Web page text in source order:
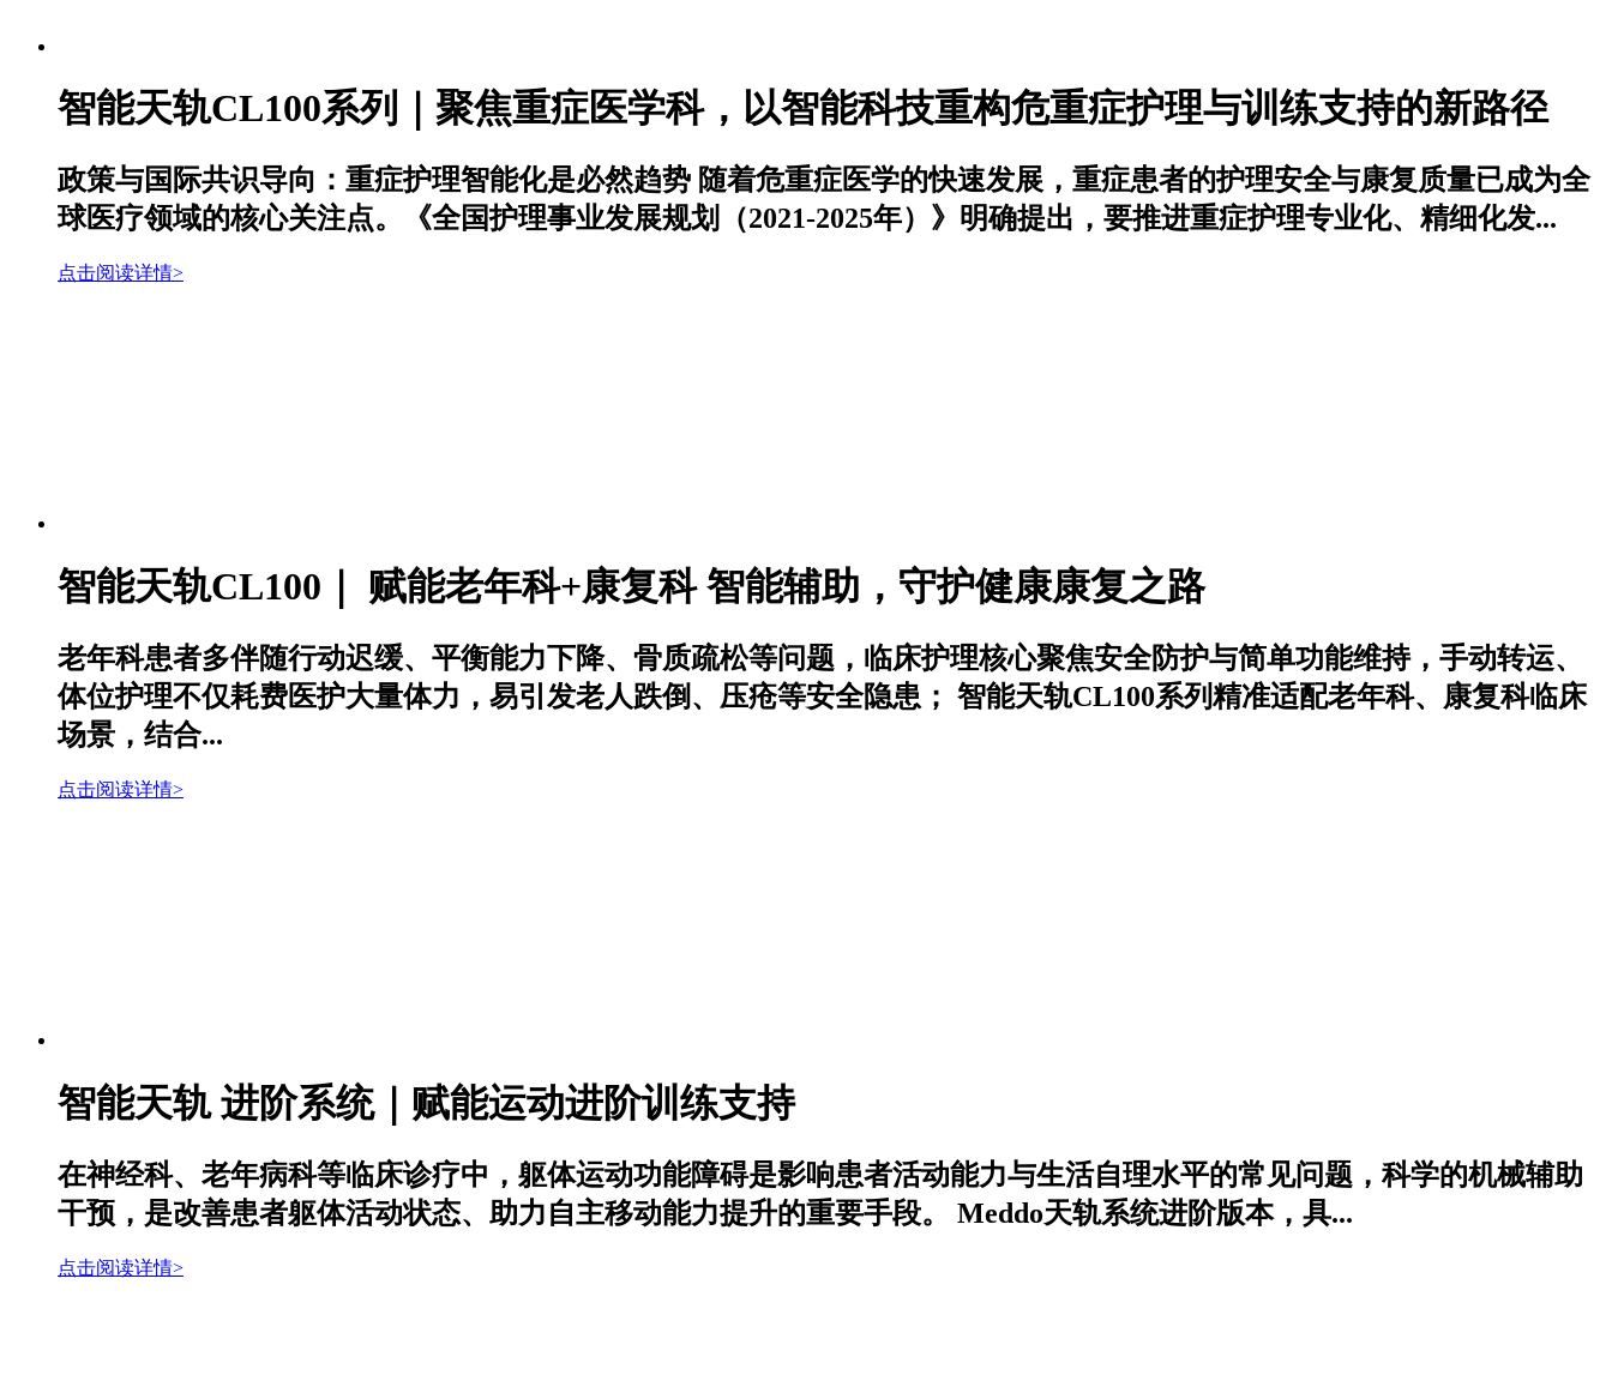
智能天轨CL100系列｜聚焦重症医学科，以智能科技重构危重症护理与训练支持的新路径
政策与国际共识导向：重症护理智能化是必然趋势 随着危重症医学的快速发展，重症患者的护理安全与康复质量已成为全
球医疗领域的核心关注点。《全国护理事业发展规划（2021-2025年）》明确提出，要推进重症护理专业化、精细化发...
点击阅读详情>
智能天轨CL100｜ 赋能老年科+康复科 智能辅助，守护健康康复之路
老年科患者多伴随行动迟缓、平衡能力下降、骨质疏松等问题，临床护理核心聚焦安全防护与简单功能维持，手动转运、
体位护理不仅耗费医护大量体力，易引发老人跌倒、压疮等安全隐患； 智能天轨CL100系列精准适配老年科、康复科临床
场景，结合...
点击阅读详情>
智能天轨 进阶系统｜赋能运动进阶训练支持
在神经科、老年病科等临床诊疗中，躯体运动功能障碍是影响患者活动能力与生活自理水平的常见问题，科学的机械辅助
干预，是改善患者躯体活动状态、助力自主移动能力提升的重要手段。 Meddo天轨系统进阶版本，具...
点击阅读详情>